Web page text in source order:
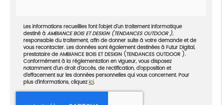
Les informations recueillies font l’objet d’un traitement informatique
destiné àAMBIANCE BOIS ET DESIGN (TENDANCES OUTDOOR ),
responsable du traitement, afin de donner suite à votre demande et de
vous recontacter. Les données sont également destinées à Futur Digital,
prestataire de AMBIANCE BOIS ET DESIGN (TENDANCES OUTDOOR ).
Conformément à la réglementation en vigueur, vous disposez
notamment d'un droit d'accès, de rectification, d'opposition et
d'effacement sur les données personnelles qui vous concernent. Pour
plus d’informations, cliquezici.